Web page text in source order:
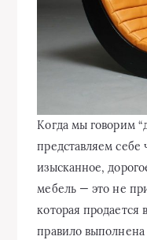
Когда мы говорим
представляем себе
изысканное,
мебель — это не
которая продается
правило выполнена